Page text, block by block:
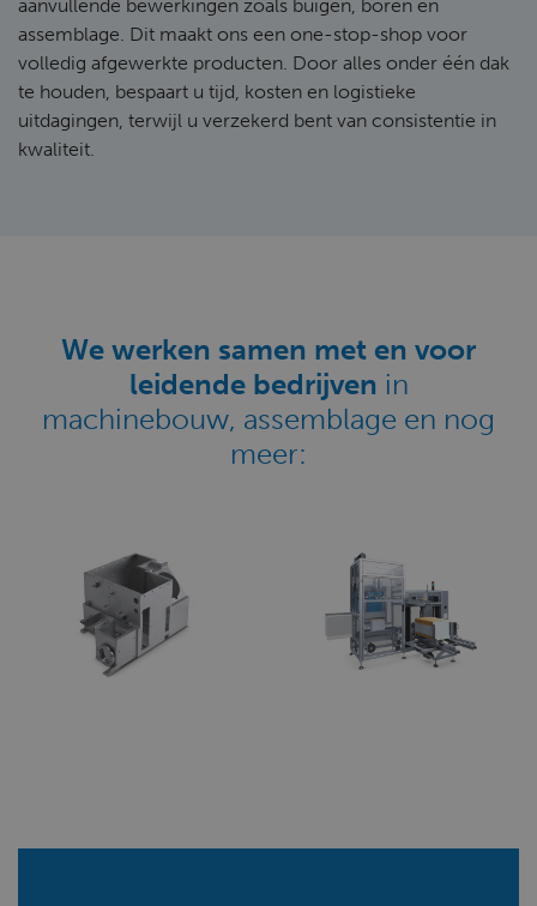
aanvullende bewerkingen zoals buigen, boren en
assemblage. Dit maakt ons een one-stop-shop voor
volledig afgewerkte producten. Door alles onder één dak
te houden, bespaart u tijd, kosten en logistieke
uitdagingen, terwijl u verzekerd bent van consistentie in
kwaliteit.
We werken samen met en voor
leidende bedrijven in
machinebouw, assemblage en nog
meer: